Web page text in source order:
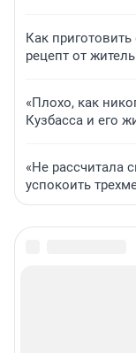
Как
рецепт от
«Плохо, как
Кузбасса и его
«Не рассчитала
успокоить